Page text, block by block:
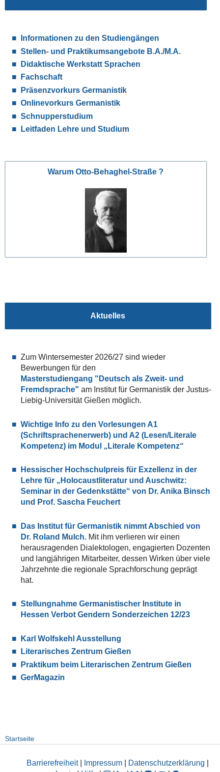
Informationen zu den Studiengängen
Stellen- und Praktikumsangebote B.A./M.A.
Didaktische Werkstatt Sprachen
Fachschaft
Präsenzvorkurs Germanistik
Onlinevorkurs Germanistik
Schnupperstudium
Leitfaden Lehre und Studium
Warum Otto-Behaghel-Straße ?
Aktuelles
Zum Wintersemester 2026/27 sind wieder
Bewerbungen für den
Masterstudiengang "Deutsch als Zweit- und
Fremdsprache" am Institut für Germanistik der Justus-
Liebig-Universität Gießen möglich.
Wichtige Info zu den Vorlesungen A1
(Schriftsprachenerwerb) und A2 (Lesen/Literale
Kompetenz) im Modul „Literale Kompetenz“
Hessischer Hochschulpreis für Exzellenz in der
Lehre für „Holocaustliteratur und Auschwitz:
Seminar in der Gedenkstätte“ von Dr. Anika Binsch
und Prof. Sascha Feuchert
Das Institut für Germanistik nimmt Abschied von
Dr. Roland Mulch.Mit ihm verlieren wir einen
herausragenden Dialektologen, engagierten Dozenten
und langjährigen Mitarbeiter, dessen Wirken über viele
Jahrzehnte die regionale Sprachforschung geprägt
hat.
Stellungnahme Germanistischer Institute in
Hessen Verbot Gendern Sonderzeichen 12/23
Karl Wolfskehl Ausstellung
Literarisches Zentrum Gießen
Praktikum beim Literarischen Zentrum Gießen
GerMagazin
Startseite
Barrierefreiheit| Impressum Datenschutzerklärung